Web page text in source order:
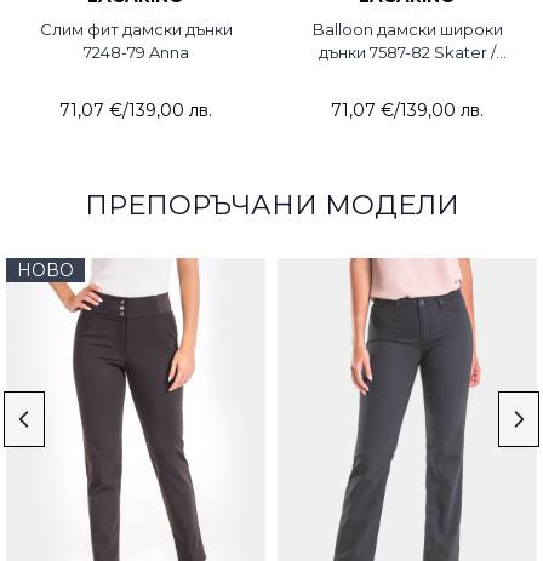
Слим фит дамски дънки
7248-79 Anna
71,07 €/139,00 лв.
Balloon дамски широки
дънки 7587-82 Skater /
71,07 €/139,00 лв.
ПРЕПОРЪЧАНИ МОДЕЛИ
НОВО